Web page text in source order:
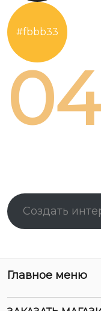
#fbbb33
Создать
Главное меню